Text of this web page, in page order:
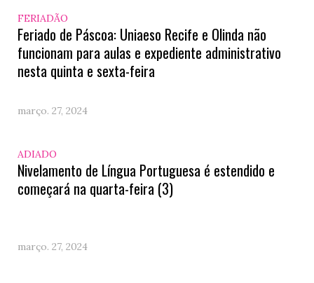
FERIADÃO
Feriado de Páscoa: Uniaeso Recife e Olinda não
funcionam para aulas e expediente administrativo
nesta quinta e sexta-feira
março. 27, 2024
ADIADO
Nivelamento de Língua Portuguesa é estendido e
começará na quarta-feira (3)
março. 27, 2024